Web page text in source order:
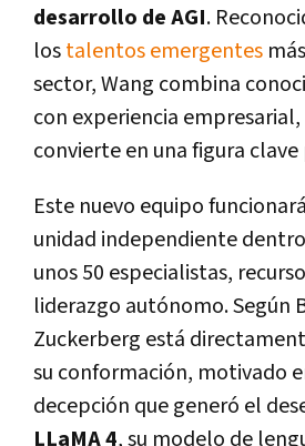
desarrollo de AGI.
lostalentos emergentes
sector, Wang combina
con experiencia
convierte en una figura
Este nuevo equipo
unidad independiente
unos 50 especialistas,
liderazgo autónomo. Según
Zuckerberg está
su conformación, motivado
decepción que generó el
LLaMA 4, su modelo de